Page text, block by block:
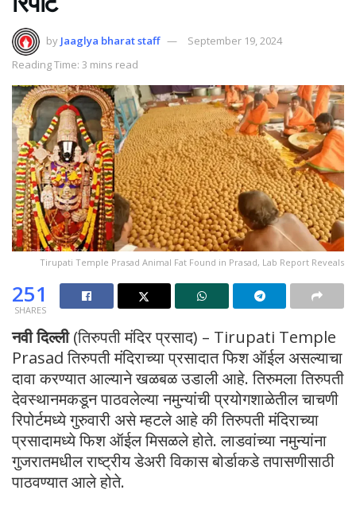
by Jaaglya bharat staff
September 19, 2024
Reading Time: 3 mins read
Tirupati Temple Prasad Animal Fat Found in Prasad, Lab Report Reveals
251
SHARES
नवी दिल्ली(तिरुपती मंदिर प्रसाद) – Tirupati Temple
Prasad तिरुपती मंदिराच्या प्रसादात फिश ऑईल असल्याचा
दावा करण्यात आल्याने खळबळ उडाली आहे. तिरुमला तिरुपती
देवस्थानमकडून पाठवलेल्या नमुन्यांची प्रयोगशाळेतील चाचणी
रिपोर्टमध्ये गुरुवारी असे म्हटले आहे की तिरुपती मंदिराच्या
प्रसादामध्ये फिश ऑईल मिसळले होते. लाडवांच्या नमुन्यांना
गुजरातमधील राष्ट्रीय डेअरी विकास बोर्डाकडे तपासणीसाठी
पाठवण्यात आले होते.